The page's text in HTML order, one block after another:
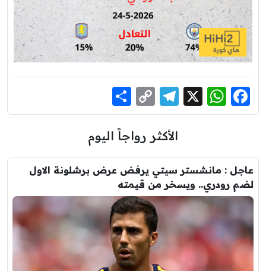
Facebook
WhatsApp
X
Telegram
Copy
Link
الأكثر رواجاً اليوم
عاجل : مانشستر سيتي يرفض عرض برشلونة الاول
لضم رودري.. ويسخر من قيمته